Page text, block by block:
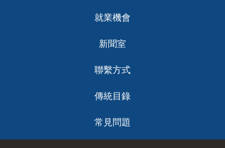
就業機會
新聞室
聯繫方式
傳統目錄
常見問題